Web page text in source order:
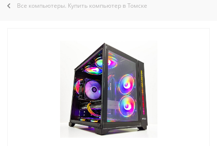
Все компьютеры. Купить компьютер в Томске